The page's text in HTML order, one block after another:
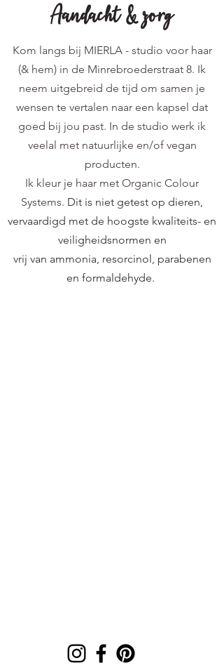
Aandacht & zorg
Kom langs bij MIERLA - studio voor haar
(& hem) in de Minrebroederstraat 8. Ik
neem uitgebreid de tijd om samen je
wensen te vertalen naar een kapsel dat
goed bij jou past. In de studio werk ik
veelal met natuurlijke en/of vegan
producten.
Ik kleur je haar met Organic Colour
Systems. Dit is niet getest op dieren,
vervaardigd met de hoogste kwaliteits- en
veiligheidsnormen en
vrij van ammonia, resorcinol, parabenen
en formaldehyde.